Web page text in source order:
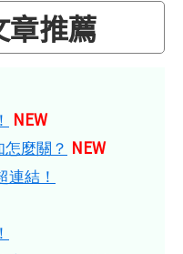
章推薦
NEW
麼關？ NEW
連結！